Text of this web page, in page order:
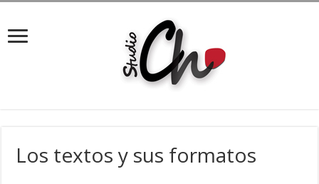
Los textos y sus formatos